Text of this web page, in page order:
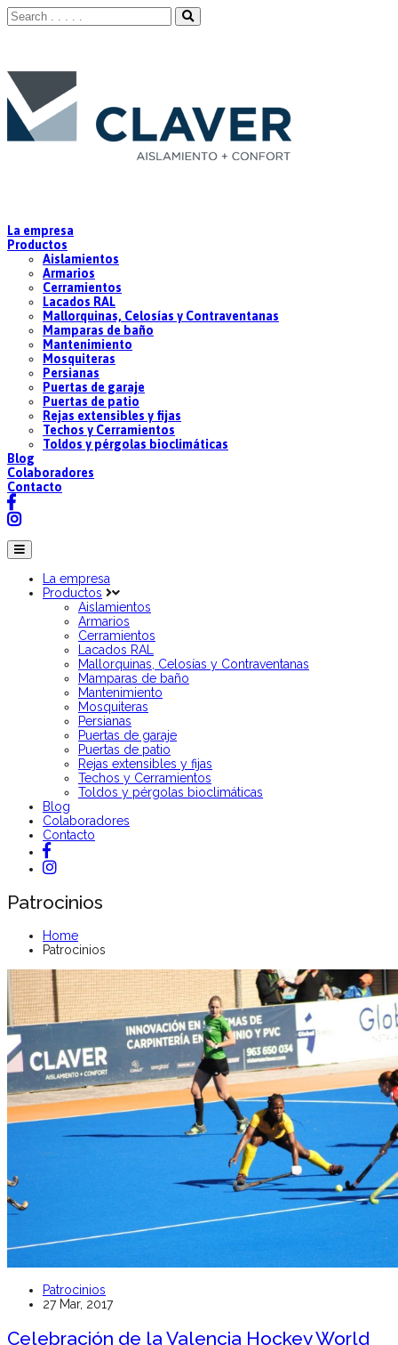
La empresa
Productos
Aislamientos
Armarios
Cerramientos
Lacados RAL
Mallorquinas, Celosías y Contraventanas
Mamparas de baño
Mantenimiento
Mosquiteras
Persianas
Puertas de garaje
Puertas de patio
Rejas extensibles y fijas
Techos y Cerramientos
Toldos y pérgolas bioclimáticas
Blog
Colaboradores
Contacto
La empresa
Productos
Aislamientos
Armarios
Cerramientos
Lacados RAL
Mallorquinas, Celosías y Contraventanas
Mamparas de baño
Mantenimiento
Mosquiteras
Persianas
Puertas de garaje
Puertas de patio
Rejas extensibles y fijas
Techos y Cerramientos
Toldos y pérgolas bioclimáticas
Blog
Colaboradores
Contacto
Patrocinios
Home
Patrocinios
Patrocinios
27 Mar, 2017
Celebración de la Valencia Hockey World